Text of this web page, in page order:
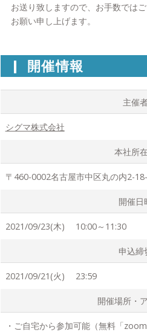
お送り致しますので、お手数では
お願い申し上げます。
開催情報
主催
シグマ株式会社
本社所
〒460-0002名古屋市中区丸の内2-
開催日
2021/09/23(木) 10:00～11:30
申込締
2021/09/21(火) 23:59
開催場所・
・ご自宅から参加可能（無料「zoom